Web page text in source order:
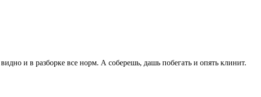
и в разборке все норм. А соберешь, дашь побегать и опять клинит.